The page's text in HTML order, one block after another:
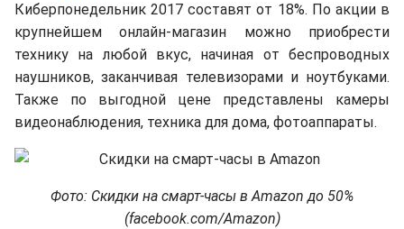
Киберпонедельник 2017 составят от 18%. По акции в
крупнейшем онлайн-магазин можно приобрести
технику на любой вкус, начиная от беспроводных
наушников, заканчивая телевизорами и ноутбуками.
Также по выгодной цене представлены камеры
видеонаблюдения, техника для дома, фотоаппараты.
Фото: Скидки на смарт-часы в Amazon до 50%
(facebook.com/Amazon)